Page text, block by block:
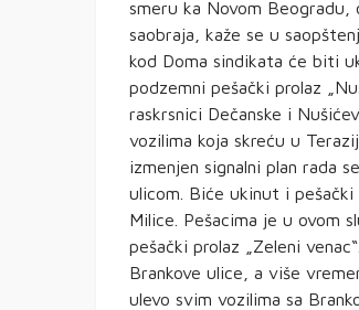
smeru ka Novom
saobraja, kaže se u
kod Doma sindikata će biti
podzemni pešački prolaz
raskrsnici Dečanske i
vozilima koja skreću u
izmenjen signalni plan rada
ulicom. Biće ukinut i pešački
Milice. Pešacima je u ovom
pešački prolaz „Zeleni
Brankove ulice, a više
ulevo svim vozilima sa